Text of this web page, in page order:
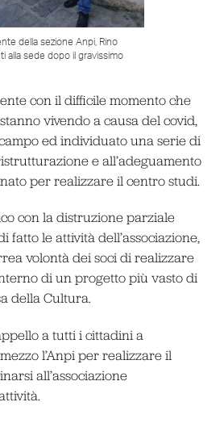
della sezione Anpi, Rino
alla sede dopo il gravissimo
con il difficile momento che
vivendo a causa del covid,
ed individuato una serie di
e all’adeguamento
per realizzare il centro studi.
con la distruzione parziale
fatto le attività dell’associazione,
volontà dei soci di realizzare
di un progetto più vasto di
della Cultura.
a tutti i cittadini a
l’Anpi per realizzare il
all’associazione